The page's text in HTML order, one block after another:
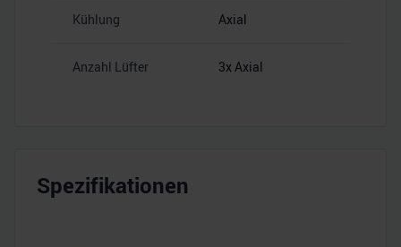
Kühlung Axial
Anzahl Lüfter 3x Axial
Spezifikationen